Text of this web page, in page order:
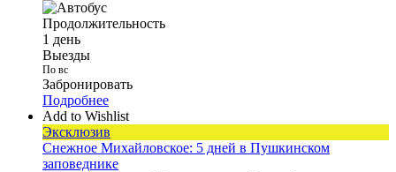
Продолжительность
1 день
Выезды
По вс
Забронировать
Подробнее
Add to Wishlist
Эксклюзив
Снежное Михайловское: 5 дней в Пушкинском
заповеднике